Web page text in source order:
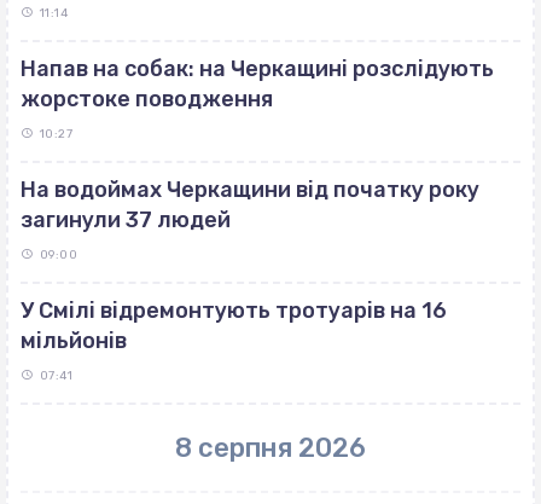
11:14
Напав на собак: на Черкащині розслідують
жорстоке поводження
10:27
На водоймах Черкащини від початку року
загинули 37 людей
09:00
У Смілі відремонтують тротуарів на 16
мільйонів
07:41
8 серпня 2026